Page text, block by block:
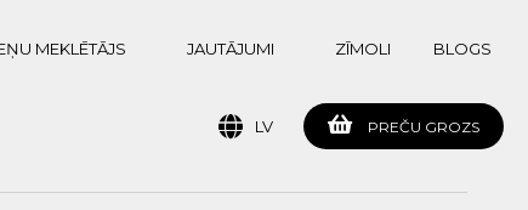
MEKLĒTĀJS JAUTĀJUMI ZĪMOLI BLOGS
PREČU GROZS
LV